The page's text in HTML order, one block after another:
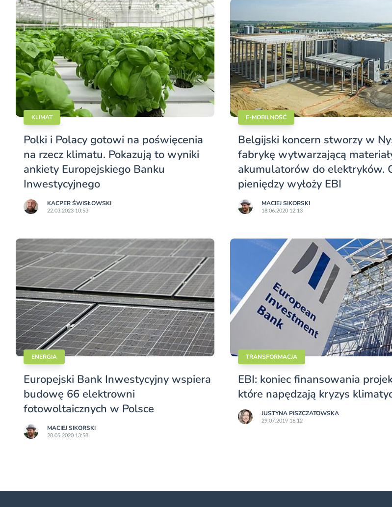
KLIMAT
Polki i Polacy gotowi na poświęcenia
na rzecz klimatu. Pokazują to wyniki
ankiety Europejskiego Banku
Inwestycyjnego
KACPER ŚWISŁO­WSKI
22.03.2023 10:53
E-MOBILNOŚĆ
Belgijski koncern stworzy w
fabrykę wytwarzającą
akumulatorów do elektryków.
pieniędzy wyłoży EBI
MACIEJ SIKORSKI
18.06.2020 12:13
ENERGIA
Europejski Bank Inwestycyjny wspiera
budowę 66 elektrowni
fotowoltaicznych w Polsce
MACIEJ SIKORSKI
28.05.2020 13:58
TRANSFORMACJA
EBI: koniec finansowania
które napędzają kryzys
JUSTYNA PISZCZATOWSKA
29.07.2019 16:12